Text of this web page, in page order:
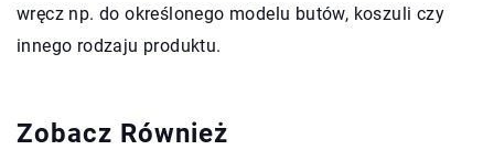
wręcz np. do określonego modelu butów, koszuli czy
innego rodzaju produktu.
Zobacz Również